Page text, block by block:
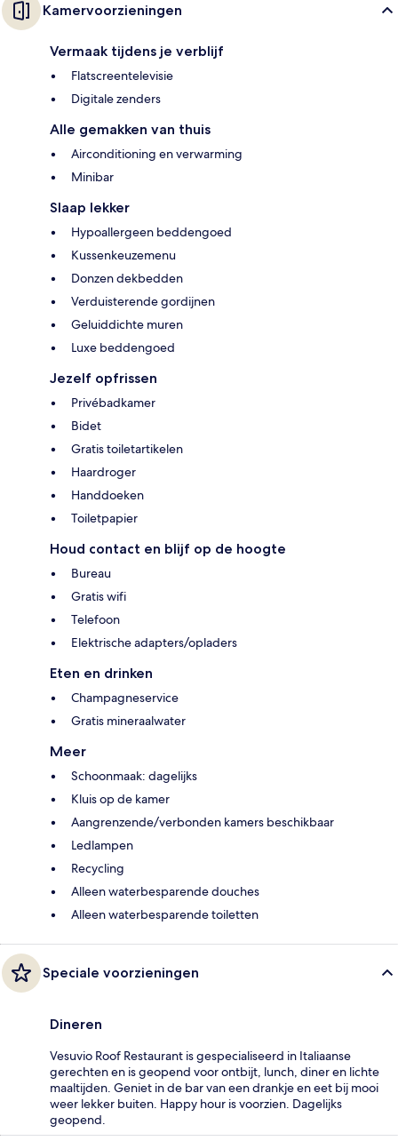
Kamervoorzieningen
Vermaak tijdens je verblijf
Flatscreentelevisie
Digitale zenders
Alle gemakken van thuis
Airconditioning en verwarming
Minibar
Slaap lekker
Hypoallergeen beddengoed
Kussenkeuzemenu
Donzen dekbedden
Verduisterende gordijnen
Geluiddichte muren
Luxe beddengoed
Jezelf opfrissen
Privébadkamer
Bidet
Gratis toiletartikelen
Haardroger
Handdoeken
Toiletpapier
Houd contact en blijf op de hoogte
Bureau
Gratis wifi
Telefoon
Elektrische adapters/opladers
Eten en drinken
Champagneservice
Gratis mineraalwater
Meer
Schoonmaak: dagelijks
Kluis op de kamer
Aangrenzende/verbonden kamers beschikbaar
Ledlampen
Recycling
Alleen waterbesparende douches
Alleen waterbesparende toiletten
Speciale voorzieningen
Dineren
Vesuvio Roof Restaurant is gespecialiseerd in Italiaanse
gerechten en is geopend voor ontbijt, lunch, diner en lichte
maaltijden. Geniet in de bar van een drankje en eet bij mooi
weer lekker buiten. Happy hour is voorzien. Dagelijks
geopend.